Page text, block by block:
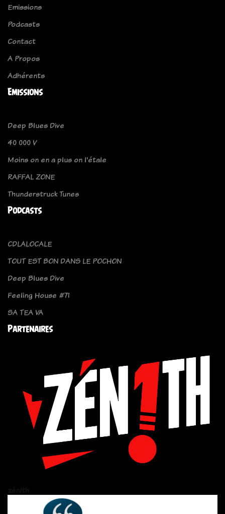
Emissions
Podcasts
Contact
A Propos
Adhérents
Emissions
Deep Blues Dive
40 000 V
Moins on en a plus on l'étale
RAFFAL ZONE
Thunderstruck Tunes
Podcasts
CDLALOCALE
TOUT EST BON DANS LE POCHON
Deep Blues Dive
Feeling House #71
SA TEA VA
Partenaires